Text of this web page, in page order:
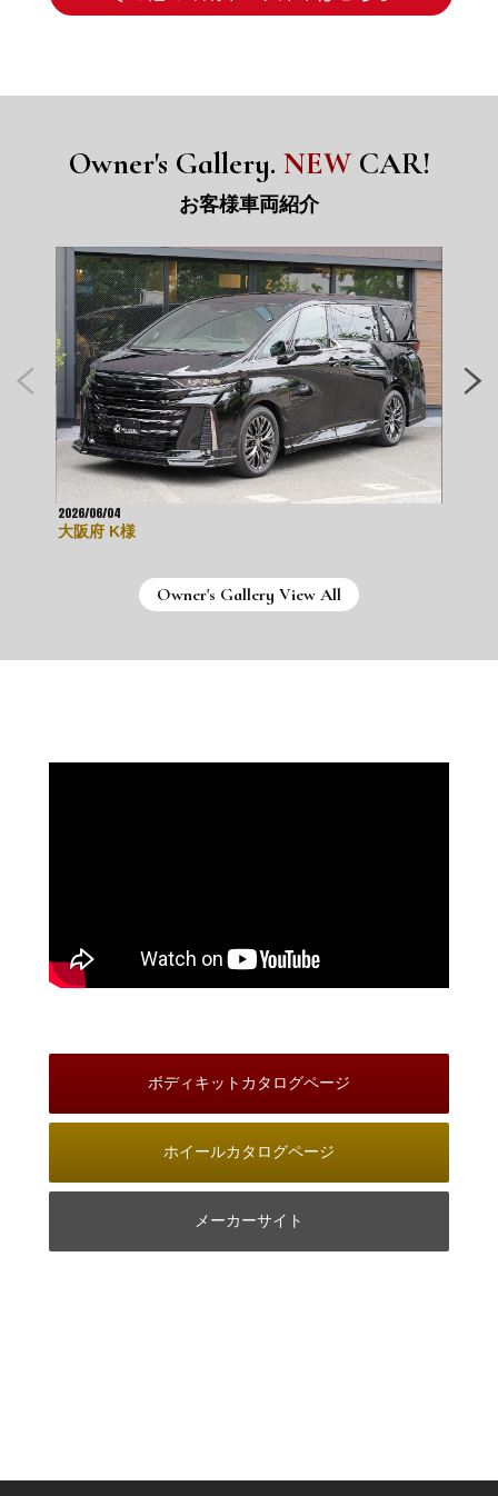
Owner's Gallery. NEWCAR!
お客様車両紹介
2026/06/04
大阪府 K様
Owner's Gallery View All
ボディキットカタログページ
ホイールカタログページ
メーカーサイト